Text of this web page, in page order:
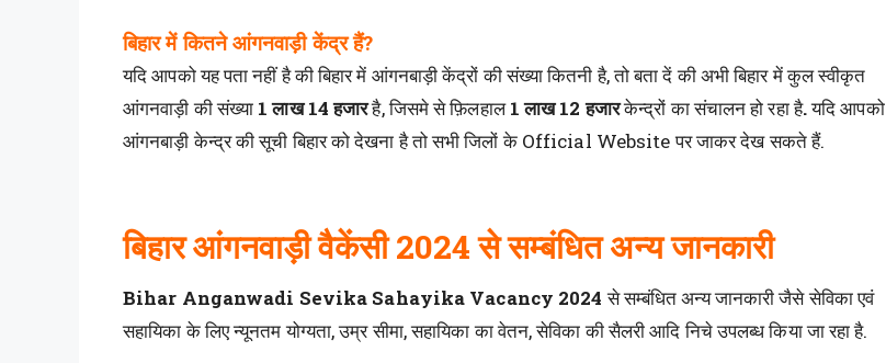
बिहार में कितने आंगनवाड़ी केंद्र हैं?
यदि आपको यह पता नहीं है की बिहार में आंगनबाड़ी केंद्रों की संख्या कितनी है, तो बता दें की अभी बिहार में कुल स्वीकृत
आंगनवाड़ी की संख्या 1 लाख 14 हजारहै, जिसमे से फ़िलहाल1 लाख 12 हजारकेन्द्रों का संचालन हो रहा है.यदि आपको
आंगनबाड़ी केन्द्र की सूची बिहार को देखना है तो सभी जिलों के Official Website पर जाकर देख सकते हैं.
बिहार आंगनवाड़ी वैकेंसी 2024 से सम्बंधित अन्य जानकारी
Bihar Anganwadi Sevika Sahayika Vacancy 2024से सम्बंधित अन्य जानकारी जैसे सेविका एवं
सहायिका के लिए न्यूनतम योग्यता, उम्र सीमा, सहायिका का वेतन, सेविका की सैलरी आदि निचे उपलब्ध किया जा रहा है.